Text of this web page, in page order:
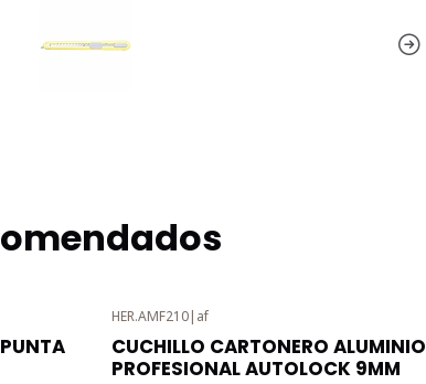
-3%
OFF
HER.AMF210| af
CUCHILLO CARTONERO ALUMINIO
PROFESIONAL AUTOLOCK 9MM